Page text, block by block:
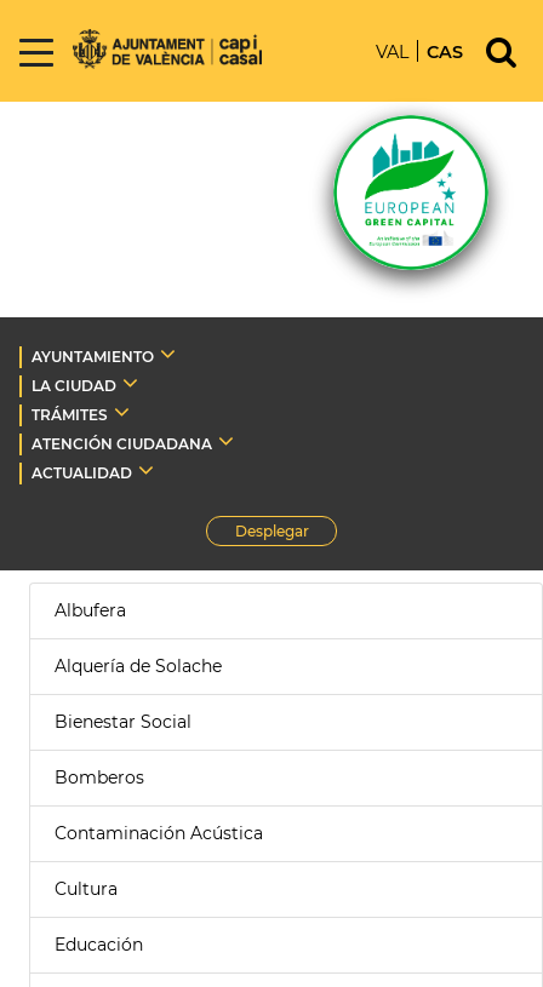
VAL CAS
AYUNTAMIENTO
LA CIUDAD
TRÁMITES
ATENCIÓN CIUDADANA
ACTUALIDAD
Desplegar
Albufera
Alquería de Solache
Bienestar Social
Bomberos
Contaminación Acústica
Cultura
Educación